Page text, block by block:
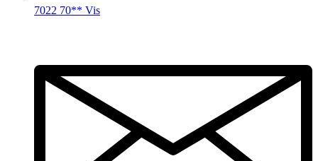
7022 70** Vis